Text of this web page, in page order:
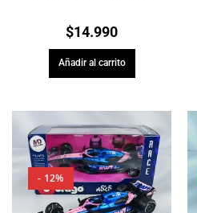
$14.990
Añadir al carrito
- 12%